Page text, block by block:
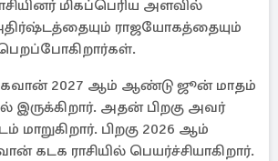
மிகப்பெரிய அளவில்
ராஜயோகத்தையும்
2027 ஆம் ஆண்டு ஜூன் மாதம்
இருக்கிறார். அதன் பிறகு அவர்
மாறுகிறார். பிறகு 2026 ஆம்
கடக ராசியில் பெயர்ச்சியாகிறார்.